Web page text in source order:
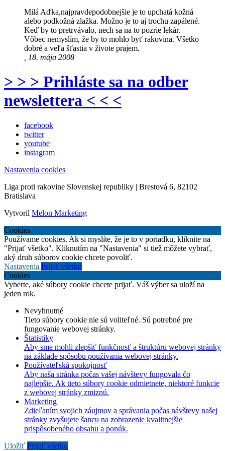
Milá Aďka,najpravdepodobnejšie je to upchatá kožná
alebo podkožná zlažka. Možno je to aj trochu zapálené.
Keď by to pretrvávalo, nech sa na to pozrie lekár.
Vôbec nemyslím, že by to mohlo byť rakovina. Všetko
dobré a veľa šťastia v živote prajem.
, 18. mája 2008
> > > Prihláste sa na odber
newslettera < < <
facebook
twitter
youtube
instagram
Nastavenia cookies
Liga proti rakovine Slovenskej republiky | Brestová 6, 82102
Bratislava
Vytvoril Melon Marketing
Cookies
Používame cookies. Ak si myslíte, že je to v poriadku, kliknite na
"Prijať všetko". Kliknutím na "Nastavenia" si tiež môžete vybrať,
aký druh súborov cookie chcete povoliť.
Nastavenia Prijať všetko
Cookies
Vyberte, aké súbory cookie chcete prijať. Váš výber sa uloží na
jeden rok.
Nevyhnutné
Tieto súbory cookie nie sú voliteľné. Sú potrebné pre
fungovanie webovej stránky.
Štatistiky
Aby sme mohli zlepšiť funkčnosť a štruktúru webovej stránky
na základe spôsobu používania webovej stránky.
Používateľská spokojnosť
Aby naša stránka počas vašej návštevy fungovala čo
najlepšie. Ak tieto súbory cookie odmietnete, niektoré funkcie
z webovej stránky zmiznú.
Marketing
Zdieľaním svojich záujmov a správania počas návštevy našej
stránky zvyšujete šancu na zobrazenie kvalitnejšie
prispôsobeného obsahu a ponúk.
Uložiť Prijať všetko